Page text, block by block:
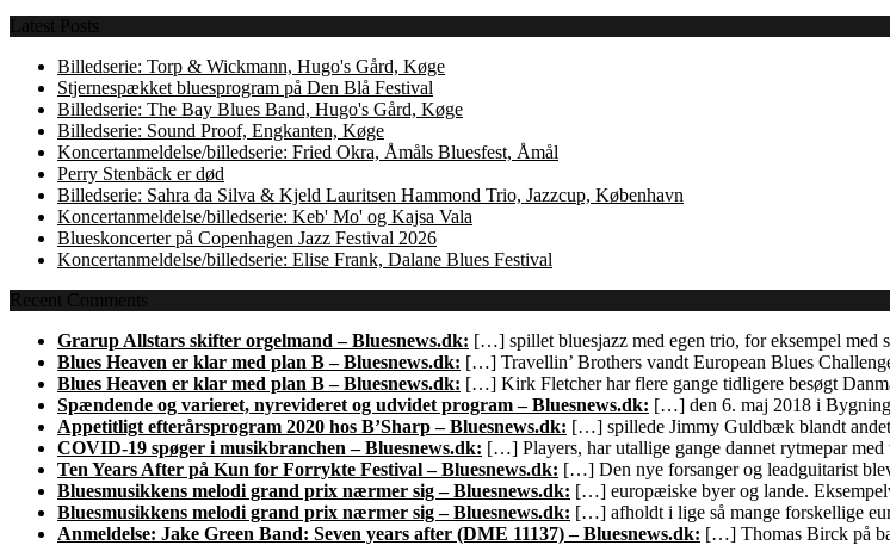
Latest Posts
Billedserie: Torp & Wickmann, Hugo's Gård, Køge
Stjernespækket bluesprogram på Den Blå Festival
Billedserie: The Bay Blues Band, Hugo's Gård, Køge
Billedserie: Sound Proof, Engkanten, Køge
Koncertanmeldelse/billedserie: Fried Okra, Åmåls Bluesfest, Åmål
Perry Stenbäck er død
Billedserie: Sahra da Silva & Kjeld Lauritsen Hammond Trio, Jazzcup, København
Koncertanmeldelse/billedserie: Keb' Mo' og Kajsa Vala
Blueskoncerter på Copenhagen Jazz Festival 2026
Koncertanmeldelse/billedserie: Elise Frank, Dalane Blues Festival
Recent Comments
Grarup Allstars skifter orgelmand – Bluesnews.dk: […] spillet bluesjazz med egen trio, for eksempel med
Blues Heaven er klar med plan B – Bluesnews.dk: […] Travellin’ Brothers vandt European Blues
Blues Heaven er klar med plan B – Bluesnews.dk: […] Kirk Fletcher har flere gange tidligere besøgt
Spændende og varieret, nyrevideret og udvidet program – Bluesnews.dk: […] den 6. maj 2018 i
Appetitligt efterårsprogram 2020 hos B’Sharp – Bluesnews.dk: […] spillede Jimmy Guldbæk blandt
COVID-19 spøger i musikbranchen – Bluesnews.dk: […] Players, har utallige gange dannet rytmepar med
Ten Years After på Kun for Forrykte Festival – Bluesnews.dk: […] Den nye forsanger og leadguitarist
Bluesmusikkens melodi grand prix nærmer sig – Bluesnews.dk: […] europæiske byer og lande.
Bluesmusikkens melodi grand prix nærmer sig – Bluesnews.dk: […] afholdt i lige så mange forskellige
Anmeldelse: Jake Green Band: Seven years after (DME 11137) – Bluesnews.dk: […] Thomas Birck på